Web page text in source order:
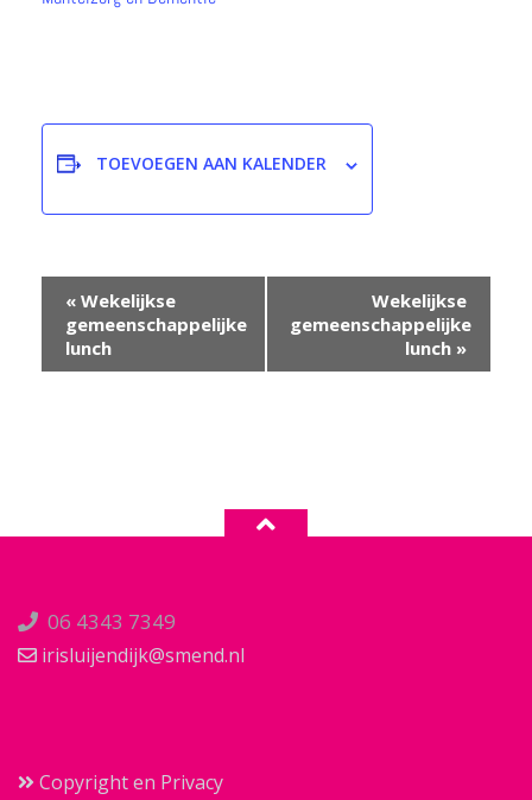
TOEVOEGEN AAN KALENDER
Evenement
Navigatie
« Wekelijkse
gemeenschappelijke
lunch
Wekelijkse
gemeenschappelijke
lunch »
06 4343 7349
irisluijendijk@smend.nl
Copyright en Privacy